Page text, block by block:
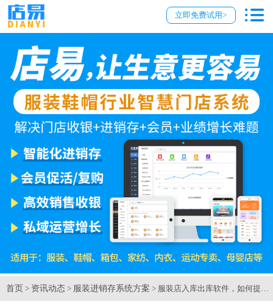
立即免费试用>
首页 > 资讯动态 > 服装进销存系统方案 > 服装店入库出库软件，如何提